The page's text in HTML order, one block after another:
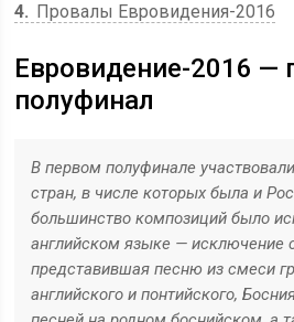
4
Провалы Евровидения-2016
Евровидение-2016 —
полуфинал
В первом полуфинале
стран, в числе которых была и
большинство композиций было
английском языке — исключение
представившая песню из смеси
английского и понтийского,